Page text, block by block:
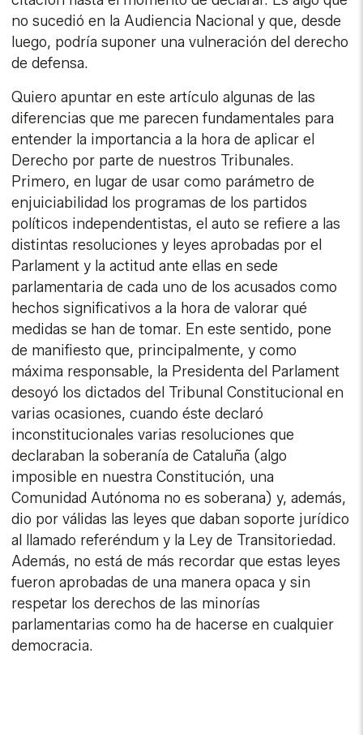
no sucedió en la Audiencia Nacional y que, desde
luego, podría suponer una vulneración del derecho
de defensa.
Quiero apuntar en este artículo algunas de las
diferencias que me parecen fundamentales para
entender la importancia a la hora de aplicar el
Derecho por parte de nuestros Tribunales.
Primero, en lugar de usar como parámetro de
enjuiciabilidad los programas de los partidos
políticos independentistas, el auto se refiere a las
distintas resoluciones y leyes aprobadas por el
Parlament y la actitud ante ellas en sede
parlamentaria de cada uno de los acusados como
hechos significativos a la hora de valorar qué
medidas se han de tomar. En este sentido, pone
de manifiesto que, principalmente, y como
máxima responsable, la Presidenta del Parlament
desoyó los dictados del Tribunal Constitucional en
varias ocasiones, cuando éste declaró
inconstitucionales varias resoluciones que
declaraban la soberanía de Cataluña (algo
imposible en nuestra Constitución, una
Comunidad Autónoma no es soberana) y, además,
dio por válidas las leyes que daban soporte jurídico
al llamado referéndum y la Ley de Transitoriedad.
Además, no está de más recordar que estas leyes
fueron aprobadas de una manera opaca y sin
respetar los derechos de las minorías
parlamentarias como ha de hacerse en cualquier
democracia.